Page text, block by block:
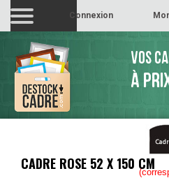
Connexion
VOS
À
CADRE ROSE 52 X 150 CM